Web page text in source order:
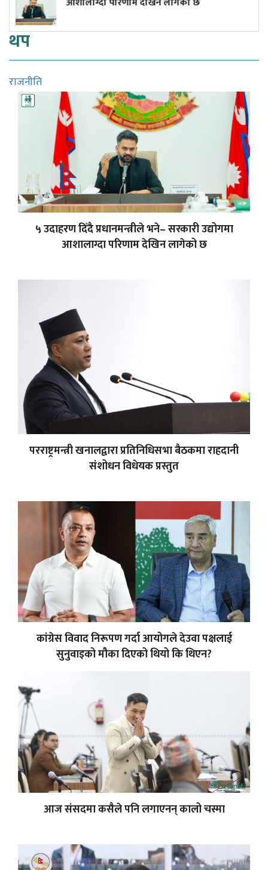
थप
राजनीति
५ उदाहरण दिँदै प्रधानमन्त्रीले भने– सरकारी उद्योगमा
आशालाग्दा परिणाम देखिन लागेको छ
परराष्ट्रमन्त्री खनालद्वारा प्रतिनिधिसभा बैठकमा राहदानी
संशोधन विधेयक प्रस्तुत
कांग्रेस विवाद निरूपण गर्दा आयोगले देउवा पक्षलाई
सुनुवाइको मौका दिएको थियो कि थिएन?
आज संसदमा कसैले पनि लगाएनन् कालो चस्मा